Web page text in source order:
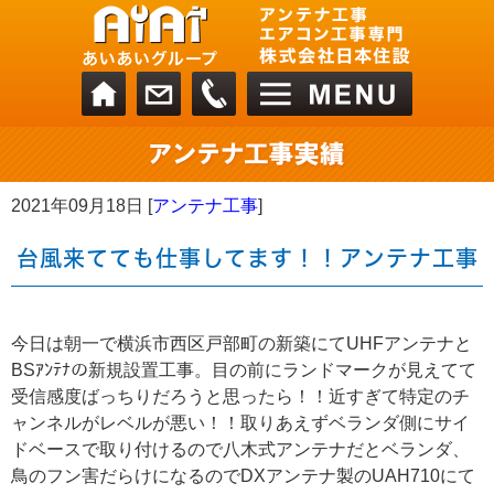
2021年09月18日 [アンテナ工事]
台風来てても仕事してます！！アンテナ工事
今日は朝一で横浜市西区戸部町の新築にてUHFアンテナと
BSｱﾝﾃﾅの新規設置工事。目の前にランドマークが見えてて
受信感度ばっちりだろうと思ったら！！近すぎて特定のチ
ャンネルがレベルが悪い！！取りあえずベランダ側にサイ
ドベースで取り付けるので八木式アンテナだとベランダ、
鳥のフン害だらけになるのでDXアンテナ製のUAH710にて